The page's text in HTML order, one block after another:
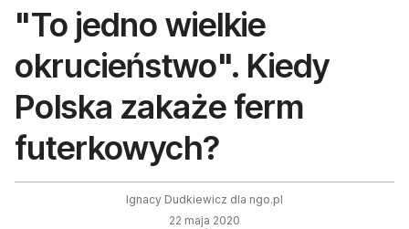
"To jedno wielkie
okrucieństwo". Kiedy
Polska zakaże ferm
futerkowych?
Ignacy Dudkiewicz dla ngo.pl
22 maja 2020